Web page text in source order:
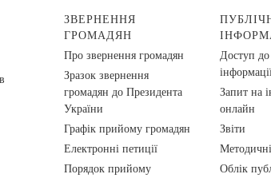
ЗВЕРНЕННЯ
ГРОМАДЯН
Про звернення громадян
Зразок звернення
громадян до Президента
України
Графік прийому громадян
Електронні петиції
Порядок прийому
Доступ до
Запит на
онлайн
Звіти
Облік